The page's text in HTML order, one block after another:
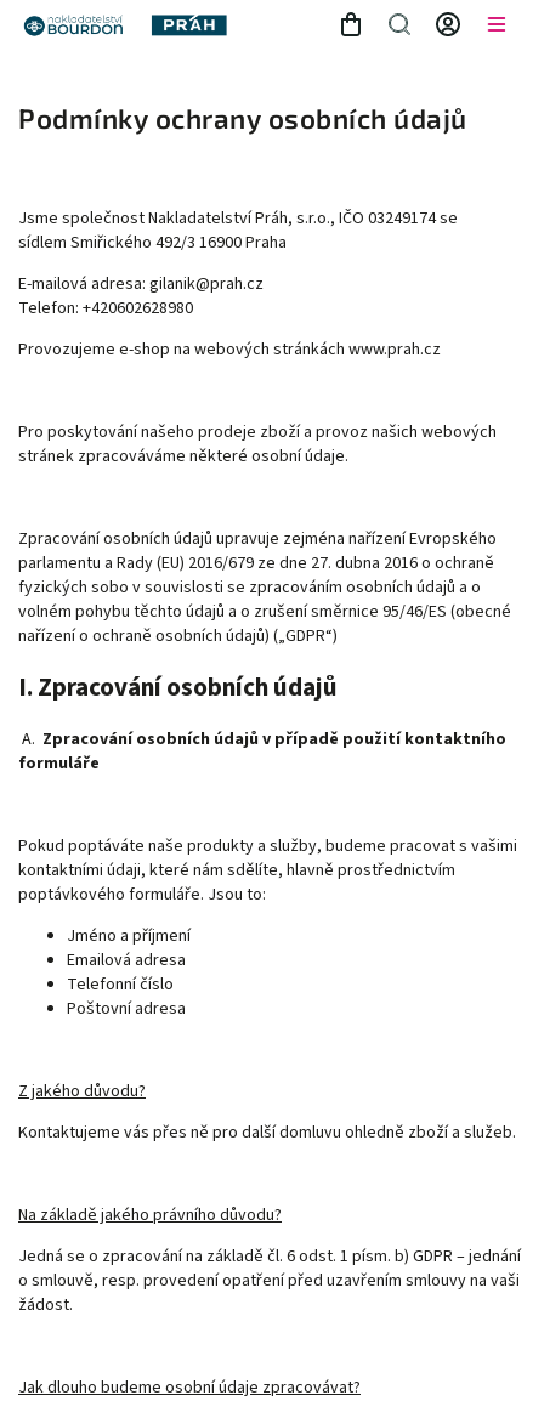
Podmínky ochrany osobních údajů
Jsme společnost Nakladatelství Práh, s.r.o., IČO 03249174 se
sídlem Smiřického 492/3 16900 Praha
E-mailová adresa: gilanik@prah.cz
Telefon: +420602628980
Provozujeme e-shop na webových stránkách www.prah.cz
Pro poskytování našeho prodeje zboží a provoz našich webových
stránek zpracováváme některé osobní údaje.
Zpracování osobních údajů upravuje zejména nařízení Evropského
parlamentu a Rady (EU) 2016/679 ze dne 27. dubna 2016 o ochraně
fyzických sobo v souvislosti se zpracováním osobních údajů a o
volném pohybu těchto údajů a o zrušení směrnice 95/46/ES (obecné
nařízení o ochraně osobních údajů) („GDPR“)
I. Zpracování osobních údajů
A. Zpracování osobních údajů v případě použití kontaktního
formuláře
Pokud poptáváte naše produkty a služby, budeme pracovat s vašimi
kontaktními údaji, které nám sdělíte, hlavně prostřednictvím
poptávkového formuláře. Jsou to:
Jméno a příjmení
Emailová adresa
Telefonní číslo
Poštovní adresa
Z jakého důvodu?
Kontaktujeme vás přes ně pro další domluvu ohledně zboží a služeb.
Na základě jakého právního důvodu?
Jedná se o zpracování na základě čl. 6 odst. 1 písm. b) GDPR – jednání
o smlouvě, resp. provedení opatření před uzavřením smlouvy na vaši
žádost.
Jak dlouho budeme osobní údaje zpracovávat?